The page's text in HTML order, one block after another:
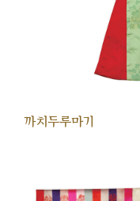
까치두루마기